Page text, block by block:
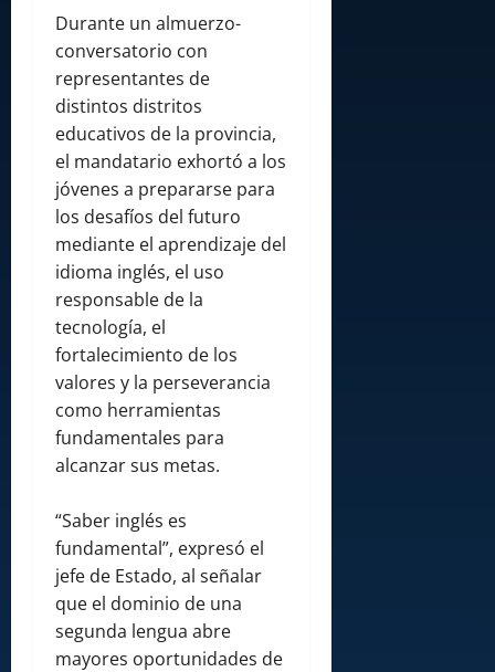
Durante un almuerzo-
conversatorio con
representantes de
distintos distritos
educativos de la provincia,
el mandatario exhortó a los
jóvenes a prepararse para
los desafíos del futuro
mediante el aprendizaje del
idioma inglés, el uso
responsable de la
tecnología, el
fortalecimiento de los
valores y la perseverancia
como herramientas
fundamentales para
alcanzar sus metas.
“Saber inglés es
fundamental”, expresó el
jefe de Estado, al señalar
que el dominio de una
segunda lengua abre
mayores oportunidades de